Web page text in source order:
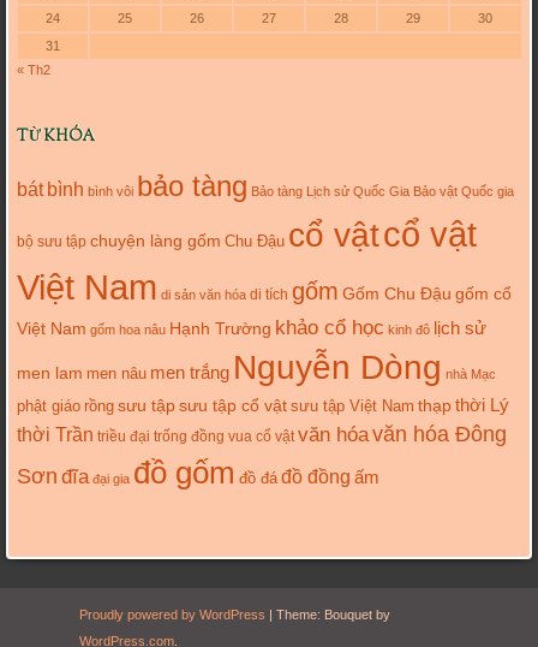
24
25 26 27 28 29
30
31
« Th2
TỪ KHÓA
bát bình bình vôi bảo tàng Bảo tàng Lịch sử Quốc Gia Bảo vật Quốc gia
bộ sưu tập chuyện làng gốm Chu Đậu cổ vậtcổ vật
Việt Nam di sản văn hóa di tích gốm Gốm Chu Đậu gốm cổ
Việt Nam gốm hoa nâu Hạnh Trường khảo cổ học kinh đô lịch sử
men lam men nâu men trắng Nguyễn Dòng nhà Mạc
phật giáo rồng sưu tập sưu tập cổ vật sưu tập Việt Nam thạp thời Lý
thời Trần triều đại trống đồng vua cổ vật văn hóavăn hóa Đông
Sơn đĩa đại gia đồ gốm đồ đá đồ đồng ấm
Proudly powered by WordPress | Theme: Bouquet by
WordPress.com